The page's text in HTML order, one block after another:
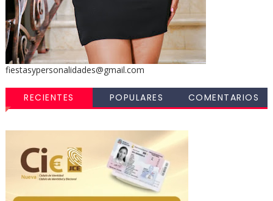
fiestasypersonalidades@gmail.com
RECIENTES POPULARES COMENTARIOS